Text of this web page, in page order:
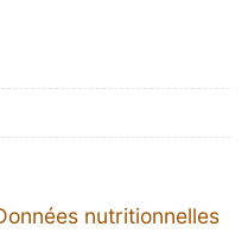
nutritionnelles